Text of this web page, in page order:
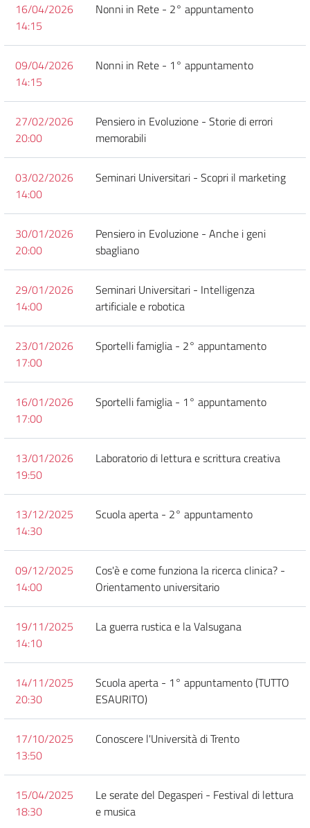
16/04/2026
14:15
Nonni in Rete - 2° appuntamento
09/04/2026
14:15
Nonni in Rete - 1° appuntamento
27/02/2026
20:00
Pensiero in Evoluzione - Storie di errori
memorabili
03/02/2026
14:00
Seminari Universitari - Scopri il marketing
30/01/2026
20:00
Pensiero in Evoluzione - Anche i geni
sbagliano
29/01/2026
14:00
Seminari Universitari - Intelligenza
artificiale e robotica
23/01/2026
17:00
Sportelli famiglia - 2° appuntamento
16/01/2026
17:00
Sportelli famiglia - 1° appuntamento
13/01/2026
19:50
Laboratorio di lettura e scrittura creativa
13/12/2025
14:30
Scuola aperta - 2° appuntamento
09/12/2025
14:00
Cos'è e come funziona la ricerca clinica? -
Orientamento universitario
19/11/2025
14:10
La guerra rustica e la Valsugana
14/11/2025
20:30
Scuola aperta - 1° appuntamento (TUTTO
ESAURITO)
17/10/2025
13:50
Conoscere l'Università di Trento
15/04/2025
18:30
Le serate del Degasperi - Festival di lettura
e musica